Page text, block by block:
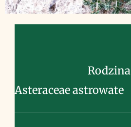
Rodzina
Asteraceae astrowate